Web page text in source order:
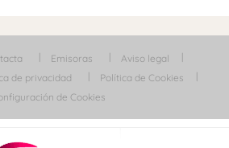
Emisoras
Aviso legal
de privacidad
Política de Cookies
de Cookies